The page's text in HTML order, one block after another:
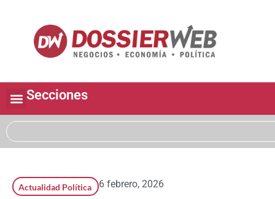
Secciones
Actualidad Política 6 febrero, 2026